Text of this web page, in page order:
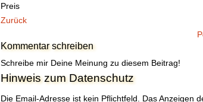
Preis
Zurück
Kommentar schreiben
Schreibe mir Deine Meinung zu diesem Beitrag!
Hinweis zum Datenschutz
Die Email-Adresse ist kein Pflichtfeld. Das Anzeigen